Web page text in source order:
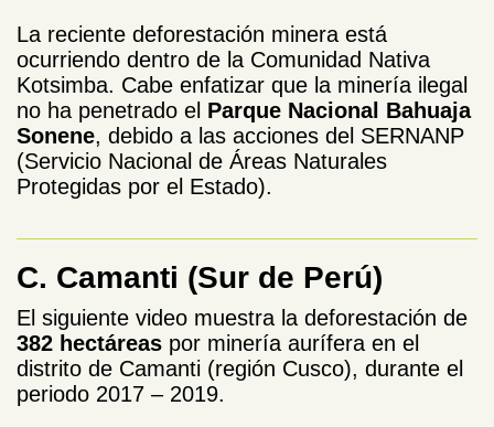
La reciente deforestación minera está
ocurriendo dentro de la Comunidad Nativa
Kotsimba. Cabe enfatizar que la minería ilegal
no ha penetrado el Parque Nacional Bahuaja
Sonene, debido a las acciones del SERNANP
(Servicio Nacional de Áreas Naturales
Protegidas por el Estado).
C. Camanti (Sur de Perú)
El siguiente video muestra la deforestación de
382 hectáreas por minería aurífera en el
distrito de Camanti (región Cusco), durante el
periodo 2017 – 2019.